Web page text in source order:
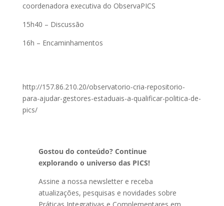
coordenadora executiva do ObservaPICS
15h40 – Discussão
16h – Encaminhamentos
http://157.86.210.20/observatorio-cria-repositorio-
para-ajudar-gestores-estaduais-a-qualificar-politica-de-
pics/
Gostou do conteúdo? Continue
explorando o universo das PICS!
Assine a nossa newsletter e receba
atualizações, pesquisas e novidades sobre